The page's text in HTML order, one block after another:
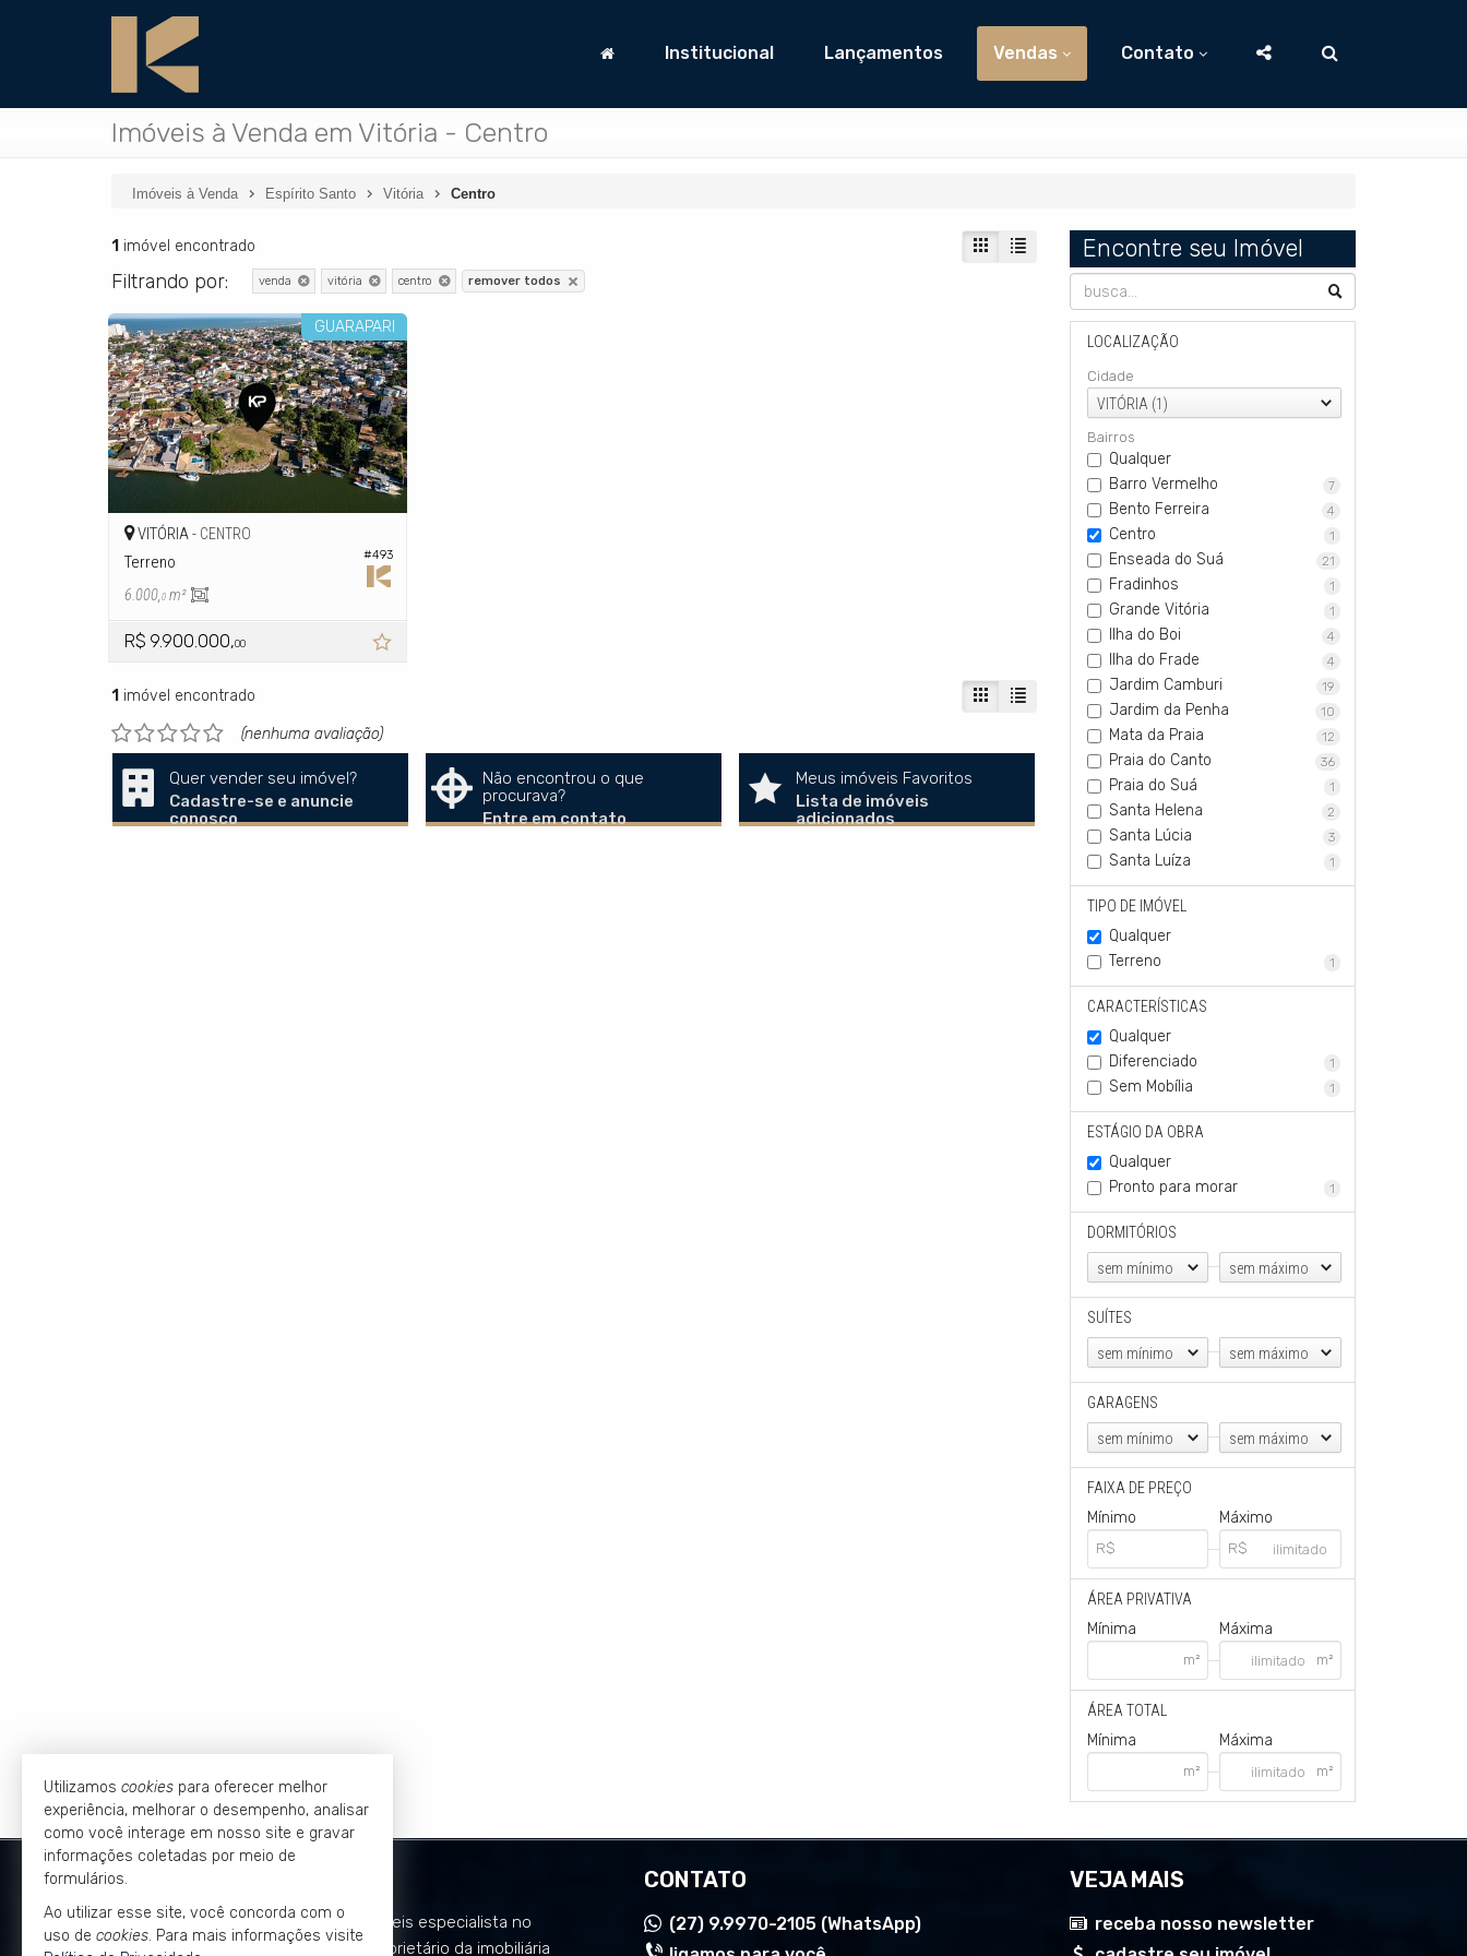
Institucional Lançamentos Vendas Contato
Imóveis à Venda em Vitória - Centro
Imóveis à Venda Espírito Santo Vitória Centro
Encontre seu Imóvel
LOCALIZAÇÃO
Cidade
VITÓRIA (1)
Bairros
Qualquer
Barro Vermelho
7
Bento Ferreira 4
Centro 1
Enseada do Suá 21
Fradinhos 1
Grande Vitória 1
Ilha do Boi 4
Ilha do Frade 4
Jardim Camburi 19
Jardim da Penha 10
Mata da Praia 12
Praia do Canto 36
Praia do Suá 1
Santa Helena 2
Santa Lúcia 3
Santa Luíza 1
TIPO DE IMÓVEL
Qualquer
Terreno
1
CARACTERÍSTICAS
Qualquer
Diferenciado
1
Sem Mobília 1
ESTÁGIO DA OBRA
Qualquer
Pronto para morar
1
DORMITÓRIOS
sem mínimo sem máximo
SUÍTES
sem mínimo sem máximo
GARAGENS
sem mínimo sem máximo
FAIXA DE PREÇO
Mínimo Máximo
ÁREA PRIVATIVA
Mínima Máxima
ÁREA TOTAL
Mínima Máxima
1 imóvel encontrado
Filtrando por: venda vitória centro remover todos
GUARAPARI
#493
VITÓRIA - CENTRO
Terreno
6.000,0 m²
R$ 9.900.000,00
1 imóvel encontrado
(nenhuma avaliação)
Quer vender seu imóvel?
Cadastre-se e anuncie
conosco
Não encontrou o que
procurava?
Entre em contato
Meus imóveis Favoritos
Lista de imóveis
adicionados
KLEVERSON PASSOS
Kleverson Passos é Corretor de Imóveis especialista no
mercado de luxo e alto padrão
. É proprietário da imobiliária
CONTATO
(27)9.9970-2105 (WhatsApp)
VEJA MAIS
receba nosso newsletter
Utilizamos cookies para oferecer melhor
experiência, melhorar o desempenho, analisar
como você interage em nosso site e gravar
informações coletadas por meio de
formulários.
Ao utilizar esse site, você concorda com o
uso de cookies. Para mais informações visite